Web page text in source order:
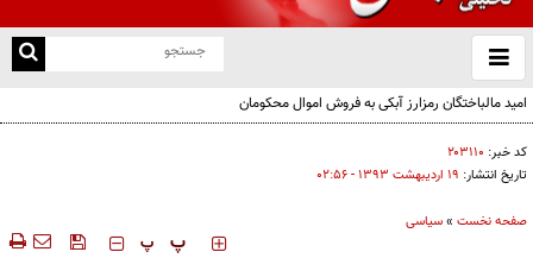
باز
و
امید مالباختگان رمزارز آبکی به فروش اموال محکومان
کد خبر: ۲۰۳۱۱۰
تاریخ انتشار: ۱۹ ارديبهشت ۱۳۹۳ - ۰۲:۵۶
صفحه نخست »سیاسی
‍‍‍ پ پ